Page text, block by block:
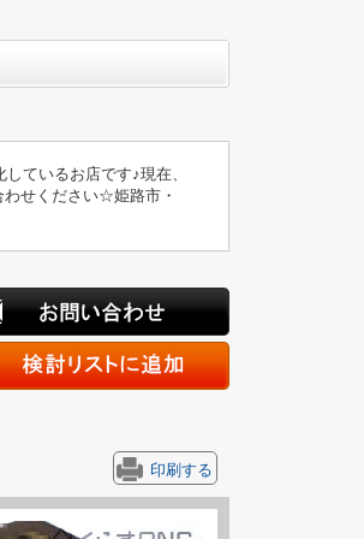
ているお店です♪現在、
せください☆姫路市・
印刷する